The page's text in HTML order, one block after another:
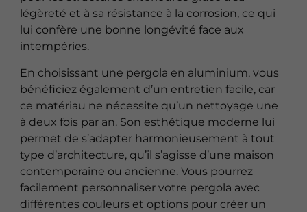
légèreté et à sa résistance à la corrosion, ce qui
lui confère une bonne longévité face aux
intempéries.
En choisissant une pergola en aluminium, vous
bénéficiez également d’un entretien facile, car
ce matériau ne nécessite qu’un nettoyage une
à deux fois par an. Son esthétique moderne lui
permet de s’adapter harmonieusement à tout
type d’architecture, qu’il s’agisse d’une maison
contemporaine ou ancienne. Vous pourrez
facilement personnaliser votre pergola avec
différentes couleurs et options pour créer un